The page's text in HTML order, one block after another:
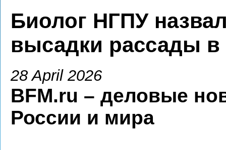
Биолог НГПУ
высадки рассады в
28 April 2026
BFM.ru – деловые
России и мира